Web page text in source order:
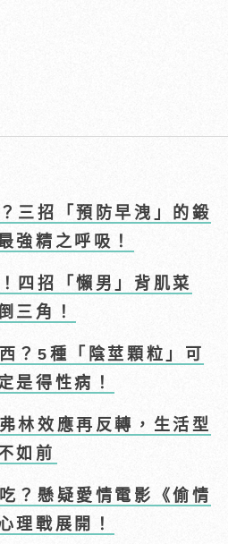
三招「預防早洩」的鍛
強精之呼吸！
四招「懶男」背肌菜
三角！
？5種「陰莖顆粒」可
是得性病！
林效應再反轉，生活型
如前
？懸疑愛情電影《偷情
理戰展開！